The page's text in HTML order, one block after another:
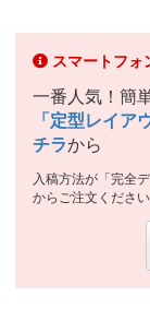
スマートフォ
一番人気！簡
「定型レイア
チラから
入稿方法が「完全
からご注文ください